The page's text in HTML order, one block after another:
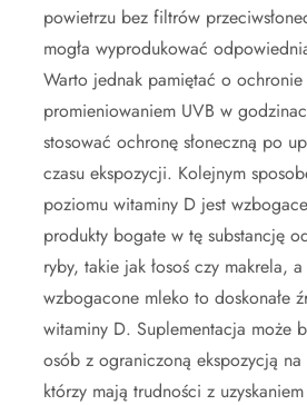
powietrzu bez filtrów
mogła wyprodukować
Warto jednak pamiętać o
promieniowaniem UVB w
stosować ochronę słoneczną po
czasu ekspozycji. Kolejnym
poziomu witaminy D jest
produkty bogate w tę substancję
ryby, takie jak łosoś czy makrela,
wzbogacone mleko to doskonałe
witaminy D. Suplementacja może
osób z ograniczoną ekspozycją na
którzy mają trudności z